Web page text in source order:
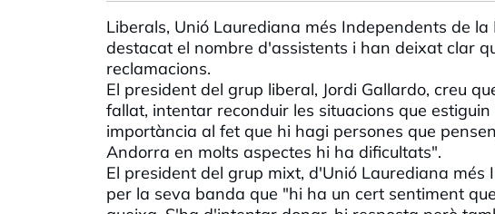
Liberals, Unió Laurediana més Independents de
destacat el nombre d'assistents i han deixat clar
reclamacions.
El president del grup liberal, Jordi Gallardo, creu
fallat, intentar reconduir les situacions que
importància al fet que hi hagi persones que
Andorra en molts aspectes hi ha dificultats".
El president del grup mixt, d'Unió Laurediana més
per la seva banda que "hi ha un cert sentiment